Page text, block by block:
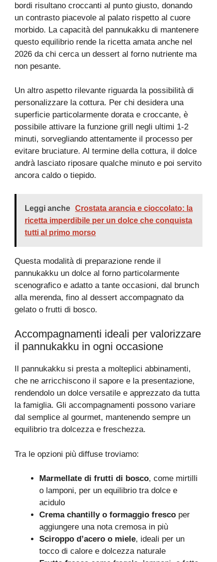
bordi risultano croccanti al punto giusto, donando
un contrasto piacevole al palato rispetto al cuore
morbido. La capacità del pannukakku di mantenere
questo equilibrio rende la ricetta amata anche nel
2026 da chi cerca un dessert al forno nutriente ma
non pesante.
Un altro aspetto rilevante riguarda la possibilità di
personalizzare la cottura. Per chi desidera una
superficie particolarmente dorata e croccante, è
possibile attivare la funzione grill negli ultimi 1-2
minuti, sorvegliando attentamente il processo per
evitare bruciature. Al termine della cottura, il dolce
andrà lasciato riposare qualche minuto e poi servito
ancora caldo o tiepido.
Leggi anche Crostata arancia e cioccolato: la
ricetta imperdibile per un dolce che conquista
tutti al primo morso
Questa modalità di preparazione rende il
pannukakku un dolce al forno particolarmente
scenografico e adatto a tante occasioni, dal brunch
alla merenda, fino al dessert accompagnato da
gelato o frutti di bosco.
Accompagnamenti ideali per valorizzare
il pannukakku in ogni occasione
Il pannukakku si presta a molteplici abbinamenti,
che ne arricchiscono il sapore e la presentazione,
rendendolo un dolce versatile e apprezzato da tutta
la famiglia. Gli accompagnamenti possono variare
dal semplice al gourmet, mantenendo sempre un
equilibrio tra dolcezza e freschezza.
Tra le opzioni più diffuse troviamo:
Marmellate di frutti di bosco, come mirtilli
o lamponi, per un equilibrio tra dolce e
acidulo
Crema chantilly o formaggio fresco per
aggiungere una nota cremosa in più
Sciroppo d’acero o miele, ideali per un
tocco di calore e dolcezza naturale